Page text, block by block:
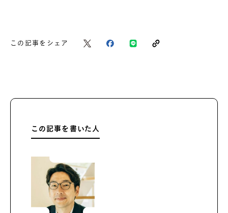
この記事をシェア
この記事を書いた人